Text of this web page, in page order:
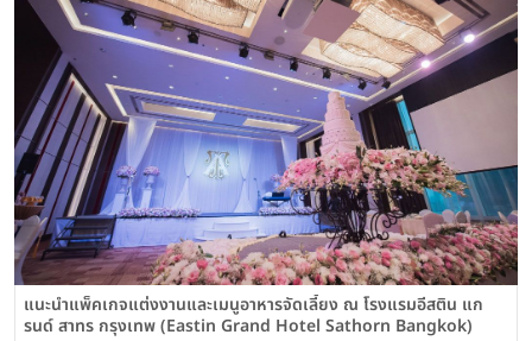
แนะนำแพ็คเกจแต่งงานและเมนูอาหารจัดเลี้ยง ณ โรงแรมอีสติน แก
รนด์ สาทร กรุงเทพ (Eastin Grand Hotel Sathorn Bangkok)